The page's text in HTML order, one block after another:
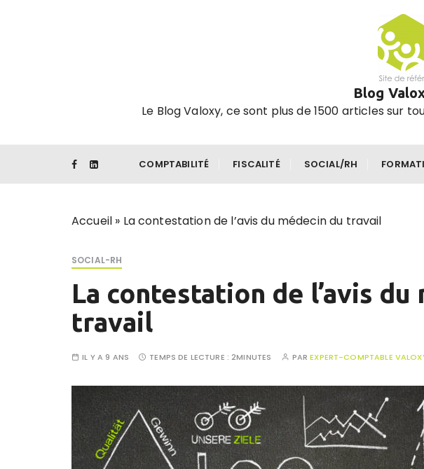
Blog
Le Blog Valoxy, ce sont plus de 1500 articles sur
COMPTABILITÉ FISCALITÉ SOCIAL/RH
Accueil » La contestation de l’avis du médecin du travail
SOCIAL-RH
La contestation de l’avis du
travail
IL Y A 9 ANS TEMPS DE LECTURE :2MINUTES PAREXPERT-COMPTABLE